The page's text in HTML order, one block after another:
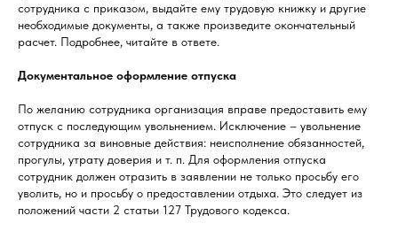
сотрудника с приказом, выдайте ему трудовую книжку и другие
необходимые документы, а также произведите окончательный
расчет. Подробнее, читайте в ответе.
Документальное оформление отпуска
По желанию сотрудника организация вправе предоставить ему
отпуск с последующим увольнением. Исключение – увольнение
сотрудника за виновные действия: неисполнение обязанностей,
прогулы, утрату доверия и т. п. Для оформления отпуска
сотрудник должен отразить в заявлении не только просьбу его
уволить, но и просьбу о предоставлении отдыха. Это следует из
положений части 2 статьи 127 Трудового кодекса.